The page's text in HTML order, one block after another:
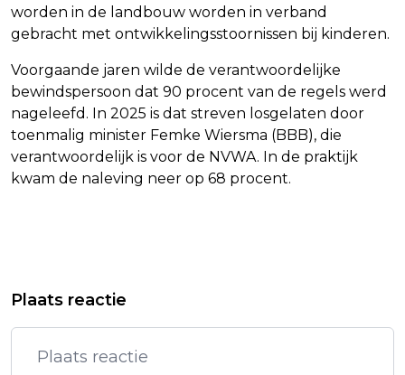
worden in de landbouw worden in verband
gebracht met ontwikkelingsstoornissen bij kinderen.
Voorgaande jaren wilde de verantwoordelijke
bewindspersoon dat 90 procent van de regels werd
nageleefd. In 2025 is dat streven losgelaten door
toenmalig minister Femke Wiersma (BBB), die
verantwoordelijk is voor de NVWA. In de praktijk
kwam de naleving neer op 68 procent.
TEGEN, ZIET REKENKAMER
PIM FORTUYN PRIJS GAAT NAAR
SCHRIJVER KEYVAN SHAHBAZI
Plaats reactie